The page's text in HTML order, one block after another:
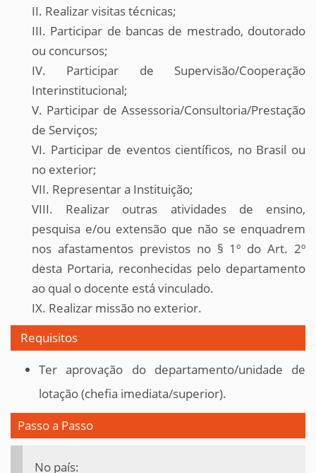
II. Realizar visitas técnicas;
III. Participar de bancas de mestrado, doutorado
ou concursos;
IV. Participar de Supervisão/Cooperação
Interinstitucional;
V. Participar de Assessoria/Consultoria/Prestação
de Serviços;
VI. Participar de eventos científicos, no Brasil ou
no exterior;
VII. Representar a Instituição;
VIII. Realizar outras atividades de ensino,
pesquisa e/ou extensão que não se enquadrem
nos afastamentos previstos no § 1º do Art. 2º
desta Portaria, reconhecidas pelo departamento
ao qual o docente está vinculado.
IX. Realizar missão no exterior.
Requisitos
Ter aprovação do departamento/unidade de
lotação (chefia imediata/superior).
Passo a Passo
No país: